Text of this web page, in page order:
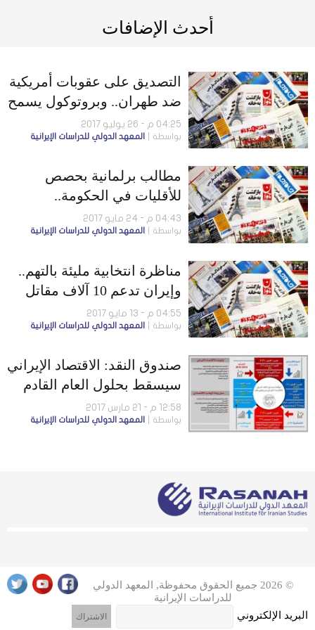
أحدث الإضافات
التصديق على عقوبات أمريكية
ضد طهران.. وبروتوكول يسمح
للحكومة بتوزيع المخدرات
04:25 م - 26 يوليو 2017
بواسطة المعهد الدولي للدراسات الإيرانية
مطالب برلمانية بحصص
للأقليات في الحكومة..
والعقوبات النووية أول اختبار
لترامب
04:43 م - 24 مايو 2017
بواسطة المعهد الدولي للدراسات الإيرانية
مناظرة انتخابية مليئة بالتهم..
وإيران تدعم 10 آلاف مقاتل
أجنبي في سوريا
04:55 م - 13 مايو 2017
بواسطة المعهد الدولي للدراسات الإيرانية
صندوق النقد: الاقتصاد الإيراني
سيسقط بحلول العام القادم
12:58 م - 21 مارس 2017
بواسطة المعهد الدولي للدراسات الإيرانية
البريد الإلكتروني
© 2026 جميع الحقوق محفوظة, المعهد الدولي
للدراسات الإيرانية